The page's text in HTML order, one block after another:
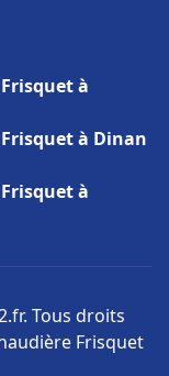
à
à Dinan
à
Tous droits
Frisquet